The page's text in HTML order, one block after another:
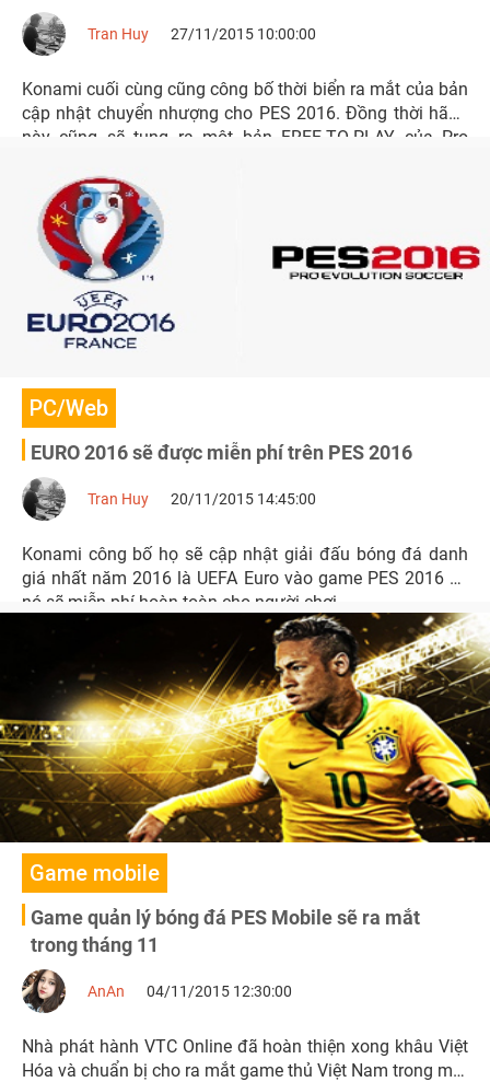
Tran Huy 27/11/2015 10:00:00
Konami cuối cùng cũng công bố thời biển ra mắt của bản
cập nhật chuyển nhượng cho PES 2016. Đồng thời hãng
này cũng sẽ tung ra một bản FREE-TO-PLAY của Pro
PC/Web
EURO 2016 sẽ được miễn phí trên PES 2016
Tran Huy 20/11/2015 14:45:00
Konami công bố họ sẽ cập nhật giải đấu bóng đá danh
giá nhất năm 2016 là UEFA Euro vào game PES 2016 và
nó sẽ miễn phí hoàn toàn cho người chơi.
Game mobile
Game quản lý bóng đá PES Mobile sẽ ra mắt
trong tháng 11
AnAn 04/11/2015 12:30:00
Nhà phát hành VTC Online đã hoàn thiện xong khâu Việt
Hóa và chuẩn bị cho ra mắt game thủ Việt Nam trong một